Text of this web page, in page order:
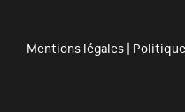
Mentions légales|